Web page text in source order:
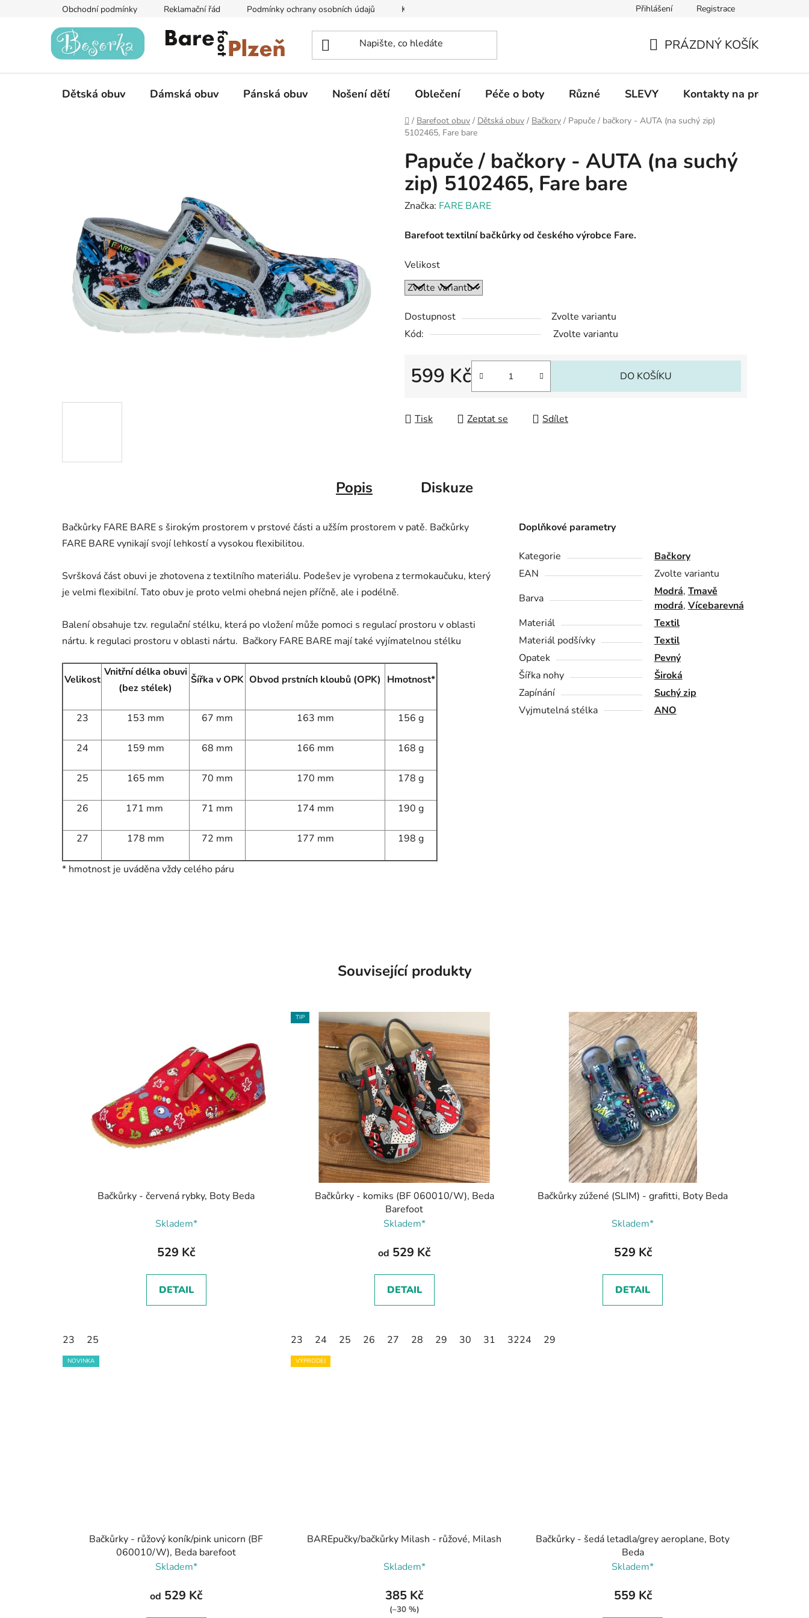
Obchodní podmínky Reklamační řád Podmínky ochrany osobních údajů Kontakty na prodejny Informace k on-line platbám Odstoupení od
Přihlášení Registrace
KOŠÍK
PRÁZDNÝ KOŠÍK
Dětská obuv Dámská obuv Pánská obuv Nošení dětí Oblečení Péče o boty Různé SLEVY Kontakty na prodejny
Domů
/ Barefoot obuv / Dětská obuv / Bačkory / Papuče / bačkory - AUTA (na suchý zip)
5102465, Fare bare
Papuče / bačkory - AUTA (na suchý
zip) 5102465, Fare bare
Značka: FARE BARE
Barefoot textilní bačkůrky od českého výrobce Fare.
Velikost
Dostupnost
Zvolte variantu
Kód:
Zvolte variantu
599 Kč DO KOŠÍKU
Tisk Zeptat se Sdílet
Popis Diskuze
Bačkůrky FARE BARE s širokým prostorem v prstové části a užším prostorem v patě. Bačkůrky
FARE BARE vynikají svojí lehkostí a vysokou flexibilitou.
Svršková část obuvi je zhotovena z textilního materiálu. Podešev je vyrobena z termokaučuku, který
je velmi flexibilní. Tato obuv je proto velmi ohebná nejen příčně, ale i podélně.
Balení obsahuje tzv. regulační stélku, která po vložení může pomoci s regulací prostoru v oblasti
nártu. k regulaci prostoru v oblasti nártu. Bačkory FARE BARE mají také vyjímatelnou stélku
Velikost
Vnitřní délka obuvi
(bez stélek)
Šířka v OPK Obvod prstních kloubů (OPK) Hmotnost*
23 153 mm 67 mm 163 mm 156 g
24 159 mm 68 mm 166 mm 168 g
25 165 mm 70 mm 170 mm 178 g
26 171 mm 71 mm 174 mm 190 g
27 178 mm 72 mm 177 mm 198 g
* hmotnost je uváděna vždy celého páru
Doplňkové parametry
Kategorie
Bačkory
EAN
Zvolte variantu
Barva
Modrá, Tmavě
modrá, Vícebarevná
Materiál
Textil
Materiál podšívky
Textil
Opatek
Pevný
Šířka nohy
Široká
Zapínání
Suchý zip
Vyjmutelná stélka
ANO
Související produkty
Bačkůrky - červená rybky, Boty Beda
Skladem*
529 Kč
DETAIL
23 25
TIP
Bačkůrky - komiks (BF 060010/W), Beda
Barefoot
Skladem*
od 529 Kč
DETAIL
23 24 25 26 27 28 29 30 31 32
Bačkůrky zúžené (SLIM) - grafitti, Boty Beda
Skladem*
529 Kč
DETAIL
24 29
NOVINKA
Bačkůrky - růžový koník/pink unicorn (BF
060010/W), Beda barefoot
Skladem*
od 529 Kč
VÝPRODEJ
BAREpučky/bačkůrky Milash - růžové, Milash
Skladem*
385 Kč
(–30 %)
Bačkůrky - šedá letadla/grey aeroplane, Boty
Beda
Skladem*
559 Kč